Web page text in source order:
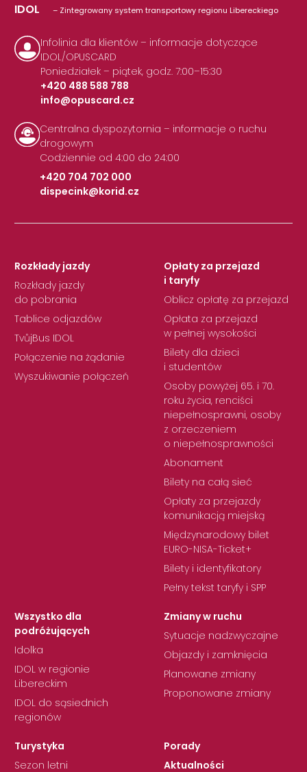
IDOL – Zintegrowany system transportowy regionu Libereckiego
Infolinia dla klientów – informacje dotyczące
IDOL/OPUSCARD
Poniedziałek – piątek, godz. 7:00–15:30
+420 488 588 788
|
info@opuscard.cz
Centralna dyspozytornia – informacje o ruchu
drogowym
Codziennie od 4:00 do 24:00
+420 704 702 000
|
dispecink@korid.cz
Rozkłady jazdy
Rozkłady jazdy
do pobrania
Tablice odjazdów
TvůjBus IDOL
Połączenie na żądanie
Wyszukiwanie połączeń
Opłaty za przejazd
i taryfy
Oblicz opłatę za przejazd
Opłata za przejazd
w pełnej wysokości
Bilety dla dzieci
i studentów
Osoby powyżej 65. i 70.
roku życia, renciści
niepełnosprawni, osoby
z orzeczeniem
o niepełnosprawności
Abonament
Bilety na całą sieć
Opłaty za przejazdy
komunikacją miejską
Międzynarodowy bilet
EURO-NISA-Ticket+
Bilety i identyfikatory
Pełny tekst taryfy i SPP
Wszystko dla
podróżujących
Idolka
IDOL w regionie
Libereckim
IDOL do sąsiednich
regionów
Zmiany w ruchu
Sytuacje nadzwyczajne
Objazdy i zamknięcia
Planowane zmiany
Proponowane zmiany
Turystyka
Sezon letni
Porady
Aktualności